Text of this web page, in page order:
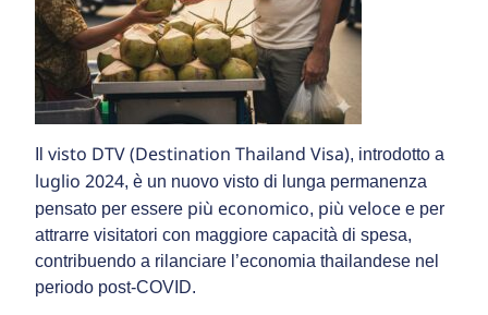
visto DTV (Destination Thailand Visa), introdotto a
luglio 2024, è un nuovo visto di lunga permanenza
pensato per essere più economico, più veloce e per
attrarre visitatori con maggiore capacità di spesa,
contribuendo a rilanciare l’economia thailandese nel
periodo post-COVID.